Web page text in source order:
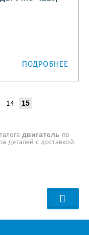
ПОДРОБНЕЕ
14 15
двигатель по
деталей с доставкой